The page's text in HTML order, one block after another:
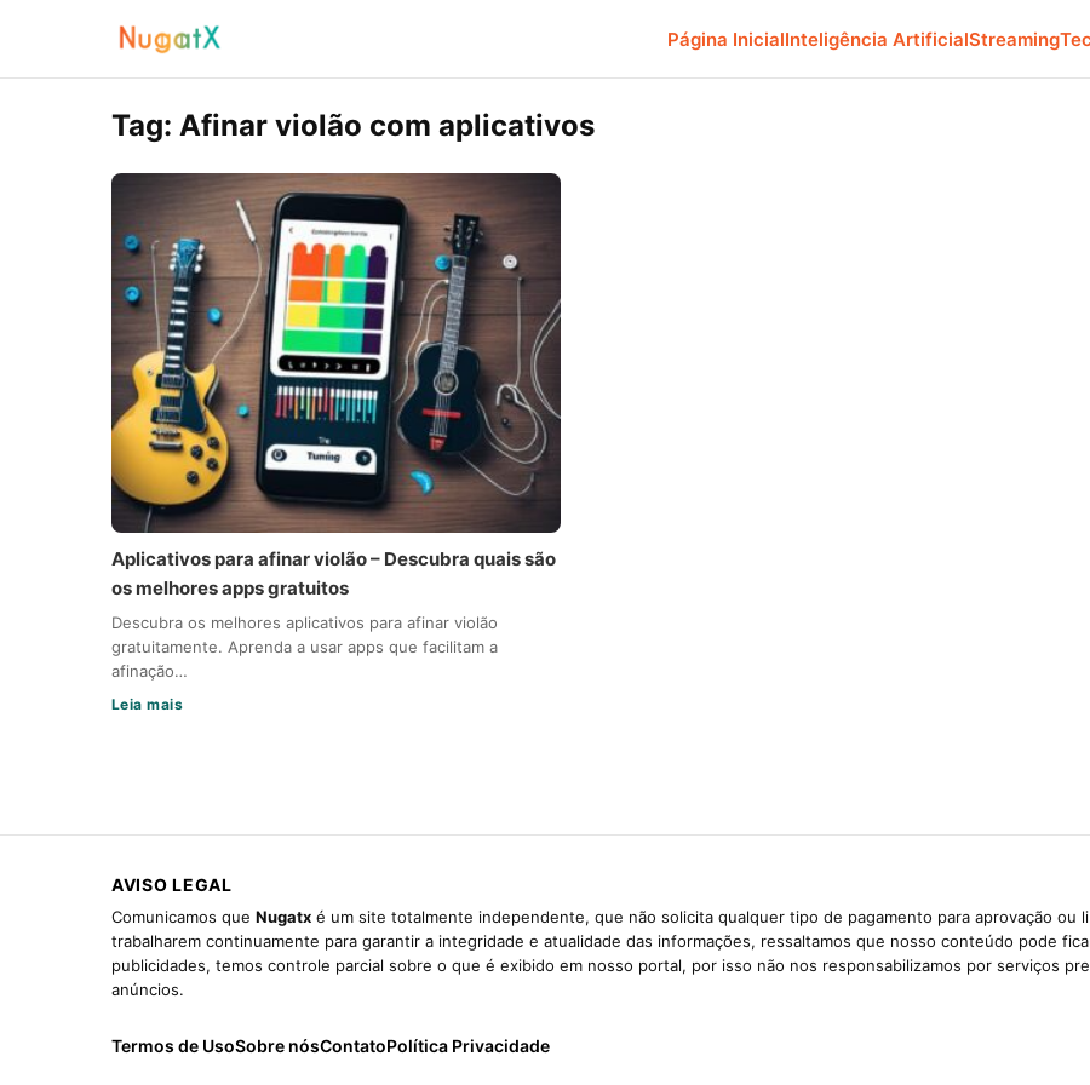
Página InicialInteligência ArtificialStreaming
Tag: Afinar violão com aplicativos
Aplicativos para afinar violão – Descubra quais são
os melhores apps gratuitos
Descubra os melhores aplicativos para afinar violão
gratuitamente. Aprenda a usar apps que facilitam a
afinação…
Leia mais
AVISO LEGAL
Comunicamos que Nugatx é um site totalmente independente, que não solicita qualquer tipo de pagamento para aprovação ou
trabalharem continuamente para garantir a integridade e atualidade das informações, ressaltamos que nosso conteúdo pode
publicidades, temos controle parcial sobre o que é exibido em nosso portal, por isso não nos responsabilizamos por serviços
anúncios.
Termos de UsoSobre nósContatoPolítica Privacidade